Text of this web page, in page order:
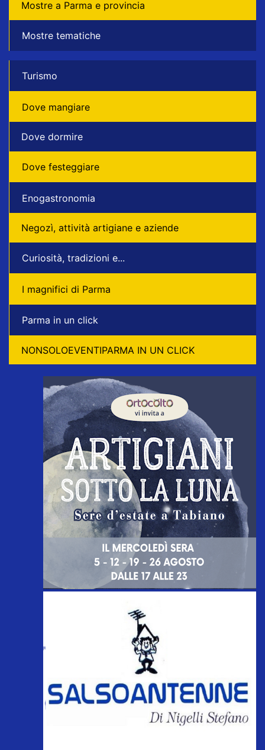
Mostre a Parma e provincia
Mostre tematiche
Turismo
Dove mangiare
Dove dormire
Dove festeggiare
Enogastronomia
Negozì, attività artigiane e aziende
Curiosità, tradizioni e...
I magnifici di Parma
Parma in un click
NONSOLOEVENTIPARMA IN UN CLICK